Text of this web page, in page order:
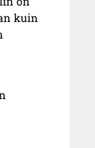
kuin